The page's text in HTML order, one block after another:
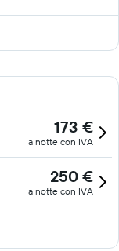
173 €
a notte con IVA
250 €
a notte con IVA